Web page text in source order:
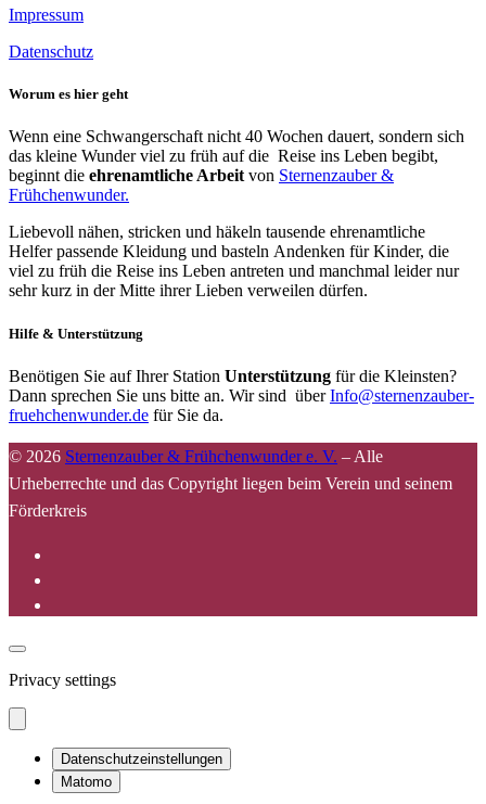
Impressum
Datenschutz
Worum es hier geht
Wenn eine Schwangerschaft nicht 40 Wochen dauert, sondern sich
das kleine Wunder viel zu früh auf die Reise ins Leben begibt,
beginnt die ehrenamtliche Arbeit von Sternenzauber &
Frühchenwunder.
Liebevoll nähen, stricken und häkeln tausende ehrenamtliche
Helfer passende Kleidung und basteln Andenken für Kinder, die
viel zu früh die Reise ins Leben antreten und manchmal leider nur
sehr kurz in der Mitte ihrer Lieben verweilen dürfen.
Hilfe & Unterstützung
Benötigen Sie auf Ihrer Station Unterstützung für die Kleinsten?
Dann sprechen Sie uns bitte an. Wir sind überInfo@sternenzauber-
fruehchenwunder.de für Sie da.
© 2026 Sternenzauber & Frühchenwunder e. V. – Alle
Urheberrechte und das Copyright liegen beim Verein und seinem
Förderkreis
Privacy settings
Datenschutzeinstellungen
Matomo